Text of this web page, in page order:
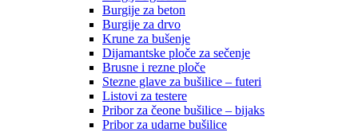
Burgije za beton
Burgije za drvo
Krune za bušenje
Dijamantske ploče za sečenje
Brusne i rezne ploče
Stezne glave za bušilice – futeri
Listovi za testere
Pribor za čeone bušilice – bijaks
Pribor za udarne bušilice